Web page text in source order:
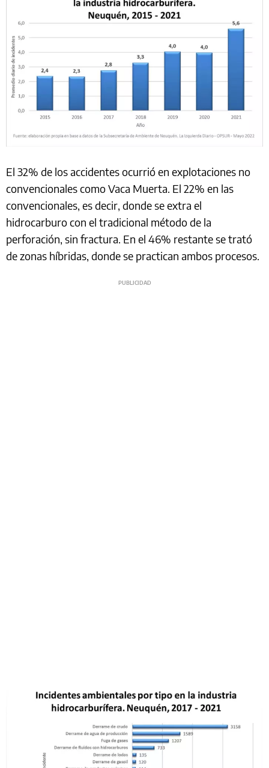
El 32% de los accidentes ocurrió en explotaciones no
convencionales como Vaca Muerta. El 22% en las
convencionales, es decir, donde se extra el
hidrocarburo con el tradicional método de la
perforación, sin fractura. En el 46% restante se trató
de zonas híbridas, donde se practican ambos procesos.